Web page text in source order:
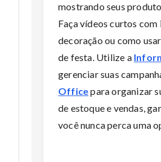
mostrando seus
Faça vídeos curtos com
decoração ou como
de festa. Utilize a
gerenciar suas
Officepara organizar
de estoque e vendas,
você nunca perca uma